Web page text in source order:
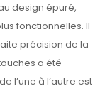
design épuré,
fonctionnelles. Il
précision de la
a été
l’une à l’autre est